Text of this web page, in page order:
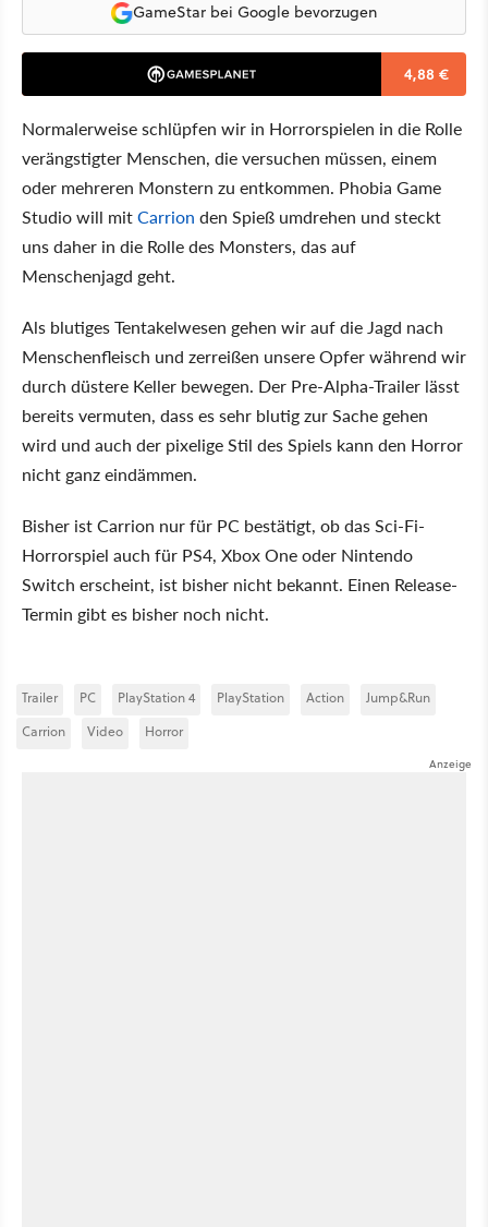
GameStar bei Google bevorzugen
4,88 €
Normalerweise schlüpfen wir in Horrorspielen in die Rolle
verängstigter Menschen, die versuchen müssen, einem
oder mehreren Monstern zu entkommen. Phobia Game
Studio will mitCarrion den Spieß umdrehen und steckt
uns daher in die Rolle des Monsters, das auf
Menschenjagd geht.
Als blutiges Tentakelwesen gehen wir auf die Jagd nach
Menschenfleisch und zerreißen unsere Opfer während wir
durch düstere Keller bewegen. Der Pre-Alpha-Trailer lässt
bereits vermuten, dass es sehr blutig zur Sache gehen
wird und auch der pixelige Stil des Spiels kann den Horror
nicht ganz eindämmen.
Bisher ist Carrion nur für PC bestätigt, ob das Sci-Fi-
Horrorspiel auch für PS4, Xbox One oder Nintendo
Switch erscheint, ist bisher nicht bekannt. Einen Release-
Termin gibt es bisher noch nicht.
Trailer PC PlayStation 4 PlayStation Action
Jump&Run
Carrion
Video Horror